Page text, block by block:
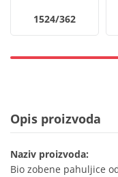
1524/362
Opis proizvoda
Naziv proizvoda:
Bio zobene pahuljice